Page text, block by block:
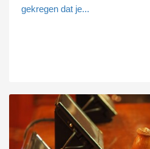
gekregen dat je...